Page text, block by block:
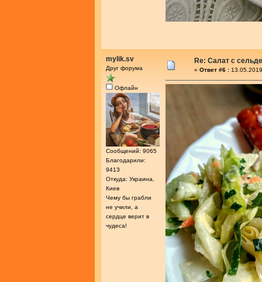
mylik.sv
Друг форума
Офлайн
Сообщений: 9065
Благодарили:
9413
Откуда: Украина,
Киев
Чему бы грабли
не учили, а
сердце верит в
чудеса!
Re: Салат с
« Ответ #6 :